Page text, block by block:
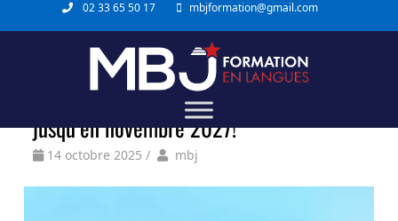
02 33 65 50 17 mbjformation@gmail.com
Certification QUALIOPI renouvelée
jusqu’en novembre 2027!
14 octobre 2025 / mbj